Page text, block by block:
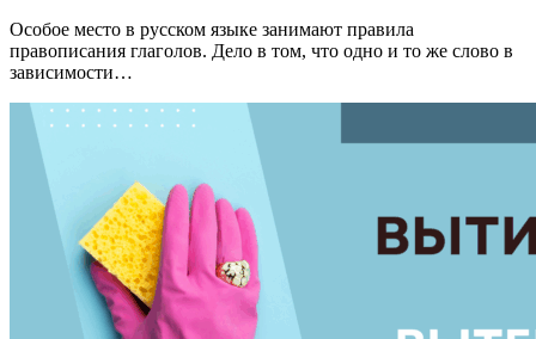
Особое место в русском языке занимают правила
правописания глаголов. Дело в том, что одно и то же слово в
зависимости…